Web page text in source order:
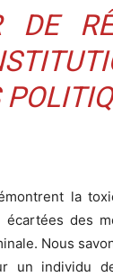
DE
la
des
Nous
un individu